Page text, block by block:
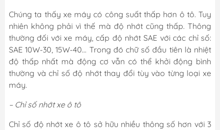
Chúng ta thấy xe máy có công suất thấp hơn ô tô. Tuy
nhiên không phải vì thế mà độ nhớt cũng thấp. Thông
thường đối với xe máy, cấp độ nhớt SAE với các chỉ số:
SAE 10W-30, 15W-40… Trong đó chữ số đầu tiên là nhiệt
độ thấp nhất mà động cơ vẫn có thể khởi động bình
thường và chỉ số độ nhớt thay đổi tùy vào từng loại xe
máy.
– Chỉ số nhớt xe ô tô
Chỉ số độ nhớt xe ô tô sở hữu nhiều thông số hơn với 3